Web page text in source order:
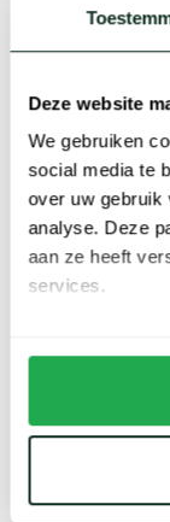
Deze website
We gebruiken
social media te
over uw gebruik
analyse. Deze
aan ze heeft
services.
JASSEN
Dankzij onze
naar regular fit in
Tall-collecties en
de keuze heeft uit
Tommy Hilfiger,
beschikbaar. We